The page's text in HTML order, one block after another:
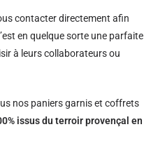
contacter directement afin
en quelque sorte une parfaite
à leurs collaborateurs ou
nos paniers garnis et coffrets
issus du terroir provençal en